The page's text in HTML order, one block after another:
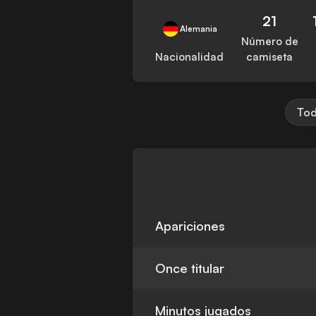
Alemania
Nacionalidad
21
Número de
camiseta
Apariciones
Once titular
Minutos jugados